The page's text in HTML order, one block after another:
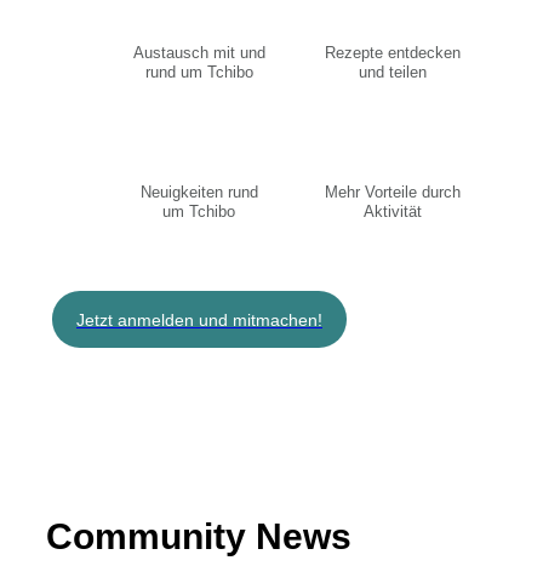
Austausch mit und
rund um Tchibo
Rezepte entdecken
und teilen
Neuigkeiten rund
um Tchibo
Mehr Vorteile durch
Aktivität
Jetzt anmelden und mitmachen!
Community News